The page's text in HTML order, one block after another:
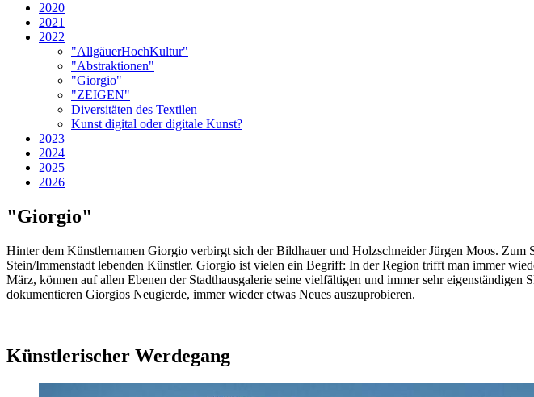
2020
2021
2022
"AllgäuerHochKultur"
"Abstraktionen"
"Giorgio"
"ZEIGEN"
Diversitäten des Textilen
Kunst digital oder digitale Kunst?
2023
2024
2025
2026
"Giorgio"
Hinter dem Künstlernamen Giorgio verbirgt sich der Bildhauer und Holzschneider Jürgen Moos. Zum
Stein/Immenstadt lebenden Künstler. Giorgio ist vielen ein Begriff: In der Region trifft man immer
März, können auf allen Ebenen der Stadthausgalerie seine vielfältigen und immer sehr
dokumentieren Giorgios Neugierde, immer wieder etwas Neues auszuprobieren.
Künstlerischer Werdegang